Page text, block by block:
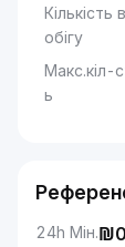
Кількість в
обігу
Макс.кіл-
ь
24h Мін.₪